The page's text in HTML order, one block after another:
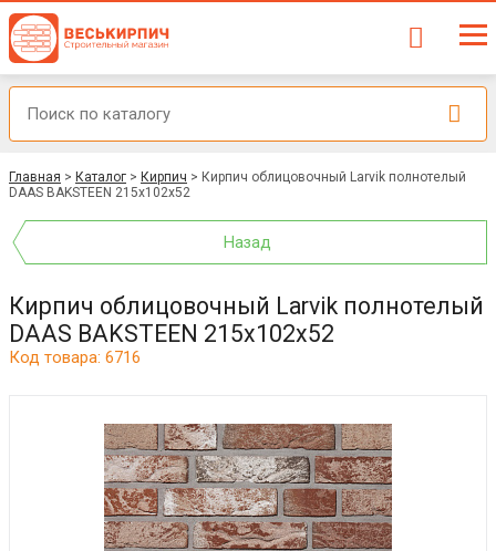
Главная > Каталог > Кирпич > Кирпич облицовочный Larvik полнотелый
DAAS BAKSTEEN 215x102x52
Назад
Кирпич облицовочный Larvik полнотелый
DAAS BAKSTEEN 215x102x52
Код товара: 6716